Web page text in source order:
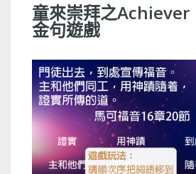
童來崇拜之Achiever
金句遊戲